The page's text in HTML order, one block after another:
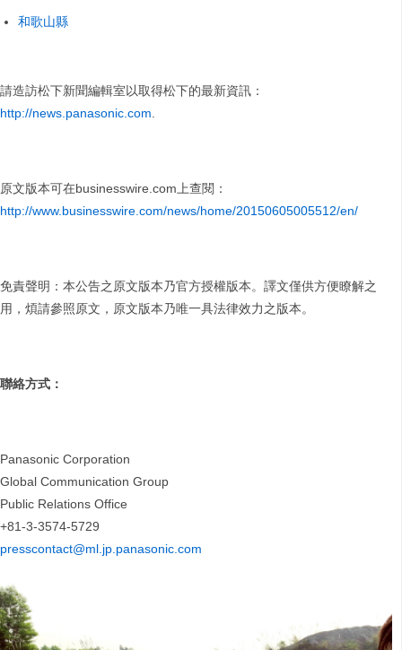
和歌山縣
請造訪松下新聞編輯室以取得松下的最新資訊：
http://news.panasonic.com.
原文版本可在businesswire.com上查閱：
http://www.businesswire.com/news/home/20150605005512/en/
免責聲明：本公告之原文版本乃官方授權版本。譯文僅供方便瞭解之
用，煩請參照原文，原文版本乃唯一具法律效力之版本。
聯絡方式：
Panasonic Corporation
Global Communication Group
Public Relations Office
+81-3-3574-5729
presscontact@ml.jp.panasonic.com